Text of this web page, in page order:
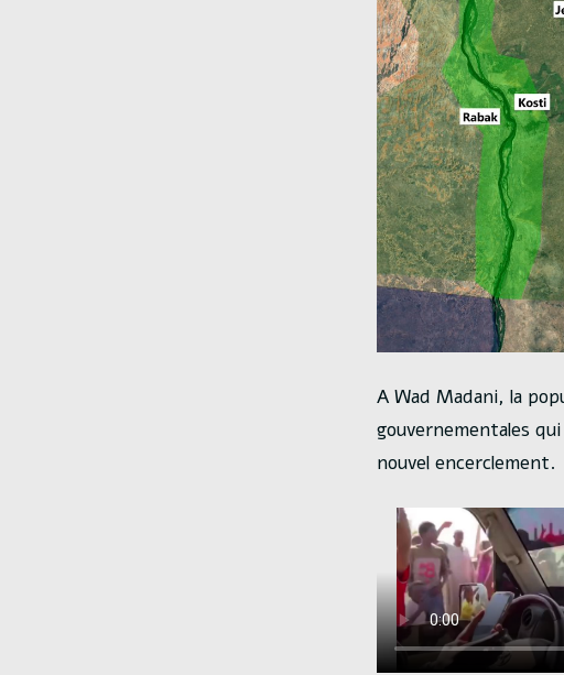
A Wad Madani, la
gouvernementales
nouvel encerclement.